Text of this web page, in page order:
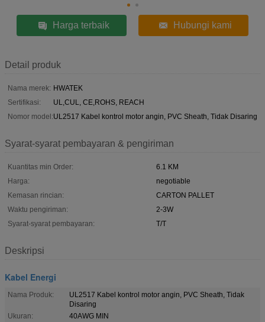
Harga terbaik Hubungi kami
Detail produk
Nama merek: HWATEK
Sertifikasi:
UL,CUL, CE,ROHS, REACH
Nomor model:UL2517 Kabel kontrol motor angin, PVC Sheath, Tidak Disaring
Syarat-syarat pembayaran & pengiriman
Kuantitas min Order:
6.1 KM
Harga:
negotiable
Kemasan rincian:
CARTON PALLET
Waktu pengiriman:
2-3W
Syarat-syarat pembayaran:
T/T
Deskripsi
Kabel Energi
Nama Produk:
UL2517 Kabel kontrol motor angin, PVC Sheath, Tidak
Disaring
Ukuran:
40AWG MIN